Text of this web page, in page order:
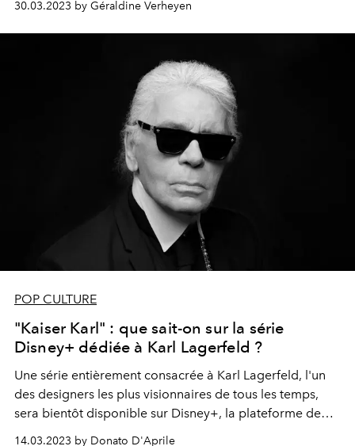
en avril 2023.
30.03.2023 by Géraldine Verheyen
POP CULTURE
"Kaiser Karl" : que sait-on sur la série
Disney+ dédiée à Karl Lagerfeld ?
Une série entièrement consacrée à Karl Lagerfeld, l'un
des designers les plus visionnaires de tous les temps,
sera bientôt disponible sur Disney+, la plateforme de
streaming propre à Disney.
14.03.2023 by Donato D'Aprile